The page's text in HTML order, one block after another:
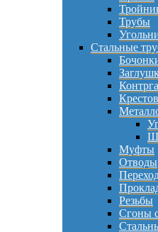
Трубы
Стальные
Муфты
Отводы
Резьбы
Сгоны